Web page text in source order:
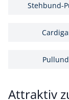
Stehbund-
Attraktiv